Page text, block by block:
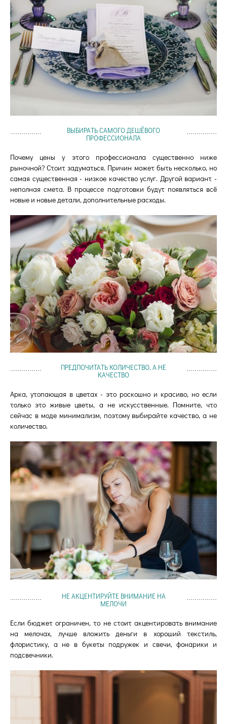
ВЫБИРАТЬ САМОГО ДЕШЁВОГО
ПРОФЕССИОНАЛА
Почему цены у этого профессионала существенно ниже
рыночной? Стоит задуматься. Причин может быть несколько, но
самая существенная - низкое качество услуг. Другой вариант -
неполная смета. В процессе подготовки будут появляться всё
новые и новые детали, дополнительные расходы.
ПРЕДПОЧИТАТЬ КОЛИЧЕСТВО, А НЕ
КАЧЕСТВО
Арка, утопающая в цветах - это роскошно и красиво, но если
только это живые цветы, а не искусственные. Помните, что
сейчас в моде минимализм, поэтому выбирайте качество, а не
количество.
НЕ АКЦЕНТИРУЙТЕ ВНИМАНИЕ НА
МЕЛОЧИ
Если бюджет ограничен, то не стоит акцентировать внимание
на мелочах, лучше вложить деньги в хороший текстиль,
флористику, а не в букеты подружек и свечи, фонарики и
подсвечники.